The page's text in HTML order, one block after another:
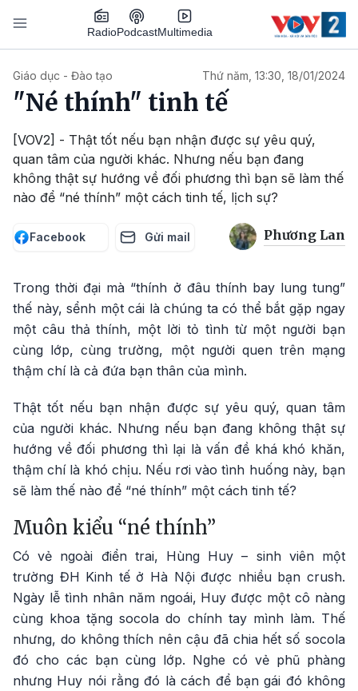
Nhảy đến nội dung
RadioPodcastMultimedia
Giáo dục - Đào tạo Thứ năm, 13:30, 18/01/2024
"Né thính" tinh tế
[VOV2] - Thật tốt nếu bạn nhận được sự yêu quý,
quan tâm của người khác. Nhưng nếu bạn đang
không thật sự hướng về đối phương thì bạn sẽ làm thế
nào để “né thính” một cách tinh tế, lịch sự?
Facebook Gửi mail Phương Lan
Trong thời đại mà “thính ở đâu thính bay lung tung”
thế này, sểnh một cái là chúng ta có thể bắt gặp ngay
một câu thả thính, một lời tỏ tình từ một người bạn
cùng lớp, cùng trường, một người quen trên mạng
thậm chí là cả đứa bạn thân của mình.
Thật tốt nếu bạn nhận được sự yêu quý, quan tâm
của người khác. Nhưng nếu bạn đang không thật sự
hướng về đối phương thì lại là vấn đề khá khó khăn,
thậm chí là khó chịu. Nếu rơi vào tình huống này, bạn
sẽ làm thế nào để “né thính” một cách tinh tế?
Muôn kiểu “né thính”
Có vẻ ngoài điển trai, Hùng Huy – sinh viên một
trường ĐH Kinh tế ở Hà Nội được nhiều bạn crush.
Ngày lễ tình nhân năm ngoái, Huy được một cô nàng
cùng khoa tặng socola do chính tay mình làm. Thế
nhưng, do không thích nên cậu đã chia hết số socola
đó cho các bạn cùng lớp. Nghe có vẻ phũ phàng
nhưng Huy nói rằng đó là cách để bạn gái đó không